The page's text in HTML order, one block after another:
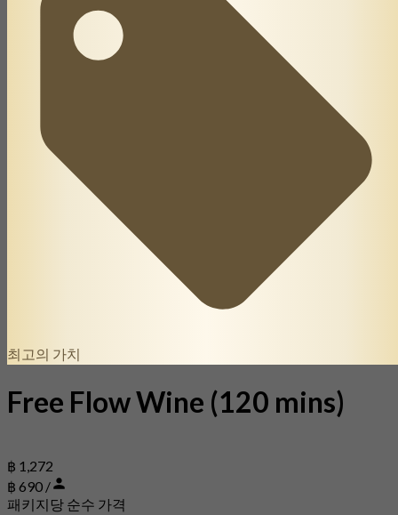
최고의 가치
Free Flow Wine (120 mins)
฿ 1,272
฿ 690 /
패키지당 순수 가격